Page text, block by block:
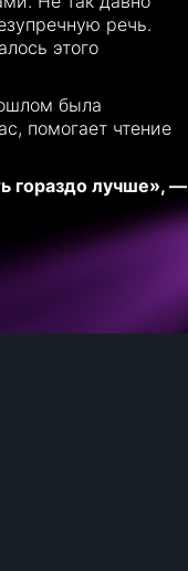
речь.
этого
была
помогает чтение
гораздо лучше», —